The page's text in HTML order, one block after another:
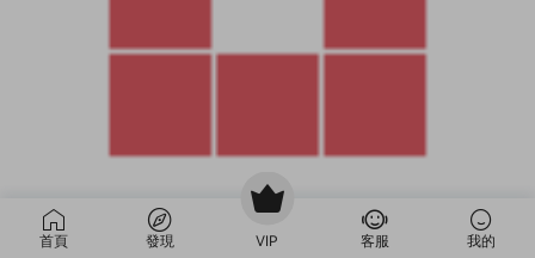
首頁 發現 VIP 客服 我的